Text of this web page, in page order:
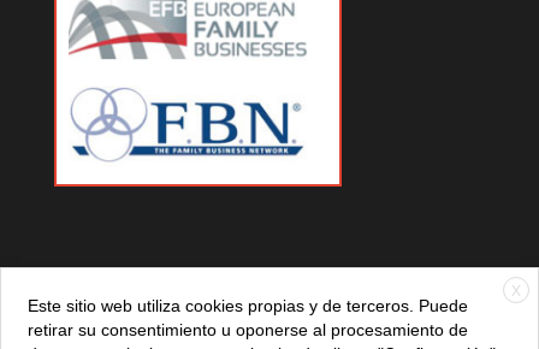
X
Este sitio web utiliza cookies propias y de terceros. Puede
retirar su consentimiento u oponerse al procesamiento de